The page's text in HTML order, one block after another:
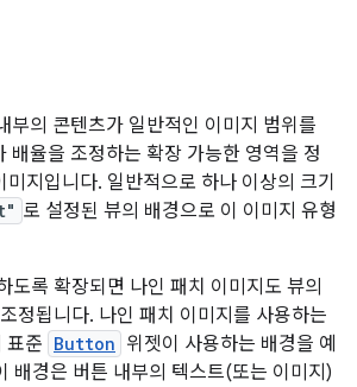
부의 콘텐츠가 일반적인 이미지 범위를
배율을 조정하는 확장 가능한 영역을 정
지입니다. 일반적으로 하나 이상의 크기
로 설정된 뷰의 배경으로 이 이미지 유형
도록 확장되면 나인 패치 이미지도 뷰의
정됩니다. 나인 패치 이미지를 사용하는
표준 Button 위젯이 사용하는 배경을 예
배경은 버튼 내부의 텍스트(또는 이미지)